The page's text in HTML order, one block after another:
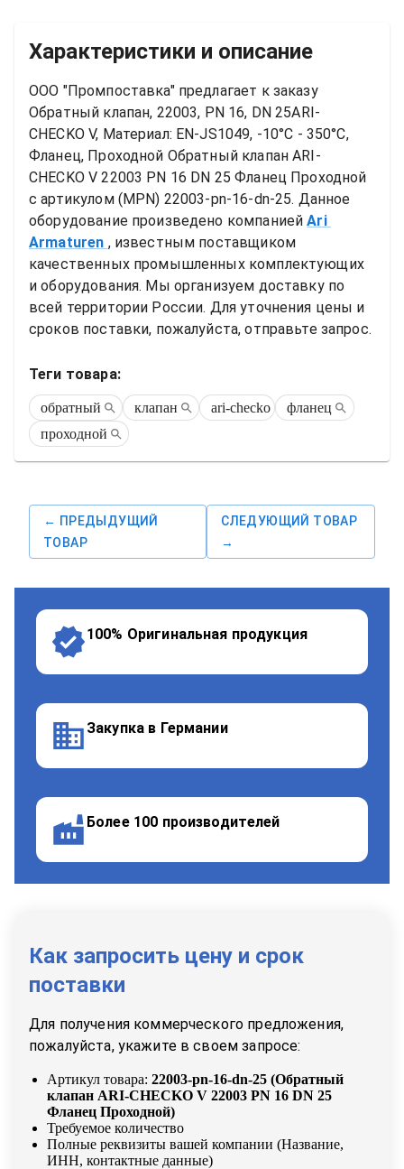
Характеристики и описание
ООО "Промпоставка" предлагает к заказу
Обратный клапан, 22003, PN 16, DN 25ARI-
CHECKO V, Материал: EN-JS1049, -10°C - 350°C,
Фланец, Проходной Обратный клапан ARI-
CHECKO V 22003 PN 16 DN 25 Фланец Проходной
с артикулом (MPN) 22003-pn-16-dn-25. Данное
оборудование произведено компанией Ari
Armaturen , известным поставщиком
качественных промышленных комплектующих
и оборудования. Мы организуем доставку по
всей территории России. Для уточнения цены и
сроков поставки, пожалуйста, отправьте запрос.
Теги товара:
обратный клапан ari-checko
фланец
проходной
← ПРЕДЫДУЩИЙ
ТОВАР
СЛЕДУЮЩИЙ ТОВАР
→
100% Оригинальная продукция
Закупка в Германии
Более 100 производителей
Как запросить цену и срок
поставки
Для получения коммерческого предложения,
пожалуйста, укажите в своем запросе:
Артикул товара: 22003-pn-16-dn-25 (Обратный
клапан ARI-CHECKO V 22003 PN 16 DN 25
Фланец Проходной)
Требуемое количество
Полные реквизиты вашей компании (Название,
ИНН, контактные данные)